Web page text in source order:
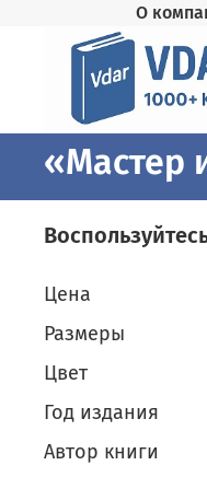
О
«Мастер
Цена
Размеры
Цвет
Год издания
Автор книги